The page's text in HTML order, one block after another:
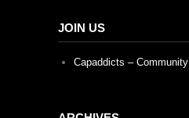
JOIN US
Capaddicts – Community